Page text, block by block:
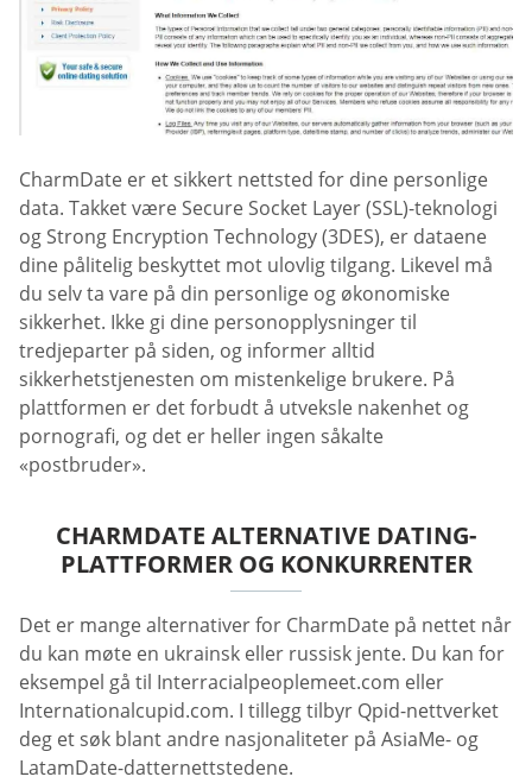
CharmDate er et sikkert nettsted for dine personlige
data. Takket være Secure Socket Layer (SSL)-teknologi
og Strong Encryption Technology (3DES), er dataene
dine pålitelig beskyttet mot ulovlig tilgang. Likevel må
du selv ta vare på din personlige og økonomiske
sikkerhet. Ikke gi dine personopplysninger til
tredjeparter på siden, og informer alltid
sikkerhetstjenesten om mistenkelige brukere. På
plattformen er det forbudt å utveksle nakenhet og
pornografi, og det er heller ingen såkalte
«postbruder».
CHARMDATE ALTERNATIVE DATING-
PLATTFORMER OG KONKURRENTER
Det er mange alternativer for CharmDate på nettet når
du kan møte en ukrainsk eller russisk jente. Du kan for
eksempel gå til Interracialpeoplemeet.com eller
Internationalcupid.com. I tillegg tilbyr Qpid-nettverket
deg et søk blant andre nasjonaliteter på AsiaMe- og
LatamDate-datternettstedene.